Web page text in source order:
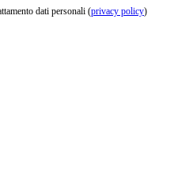
dati personali (privacy policy)